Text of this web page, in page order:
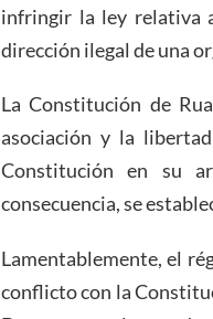
infringir la ley relativa
dirección ilegal de una
La Constitución de
asociación y la
Constitución en su
consecuencia, se
Lamentablemente, el
conflicto con la